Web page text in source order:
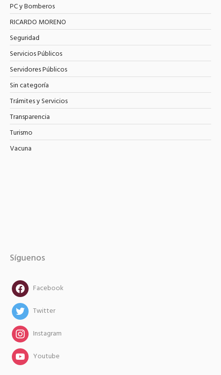
PC y Bomberos
RICARDO MORENO
Seguridad
Servicios Públicos
Servidores Públicos
Sin categoría
Trámites y Servicios
Transparencia
Turismo
Vacuna
Síguenos
facebookFacebook
twitterTwitter
instagramInstagram
instagramYoutube